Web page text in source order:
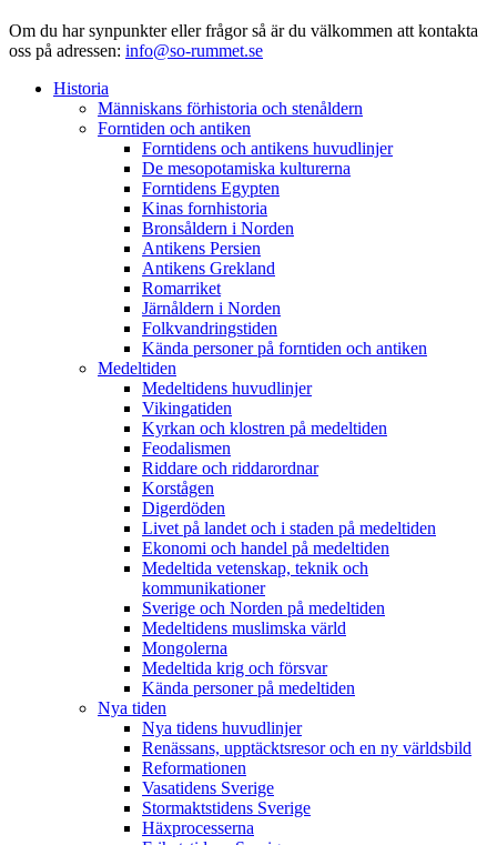
Om du har synpunkter eller frågor så är du välkommen att kontakta
oss på adressen: info@so-rummet.se
Historia
Människans förhistoria och stenåldern
Forntiden och antiken
Forntidens och antikens huvudlinjer
De mesopotamiska kulturerna
Forntidens Egypten
Kinas fornhistoria
Bronsåldern i Norden
Antikens Persien
Antikens Grekland
Romarriket
Järnåldern i Norden
Folkvandringstiden
Kända personer på forntiden och antiken
Medeltiden
Medeltidens huvudlinjer
Vikingatiden
Kyrkan och klostren på medeltiden
Feodalismen
Riddare och riddarordnar
Korstågen
Digerdöden
Livet på landet och i staden på medeltiden
Ekonomi och handel på medeltiden
Medeltida vetenskap, teknik och
kommunikationer
Sverige och Norden på medeltiden
Medeltidens muslimska värld
Mongolerna
Medeltida krig och försvar
Kända personer på medeltiden
Nya tiden
Nya tidens huvudlinjer
Renässans, upptäcktsresor och en ny världsbild
Reformationen
Vasatidens Sverige
Stormaktstidens Sverige
Häxprocesserna